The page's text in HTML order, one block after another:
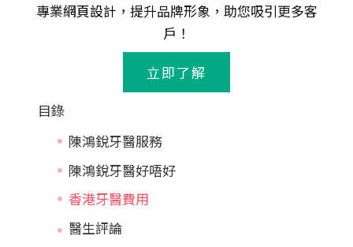
專業網頁設計 ，提升品牌形象，助您吸引更多客
戶！
立即了解
目錄
陳鴻銳牙醫服務
陳鴻銳牙醫好唔好
香港牙醫費用